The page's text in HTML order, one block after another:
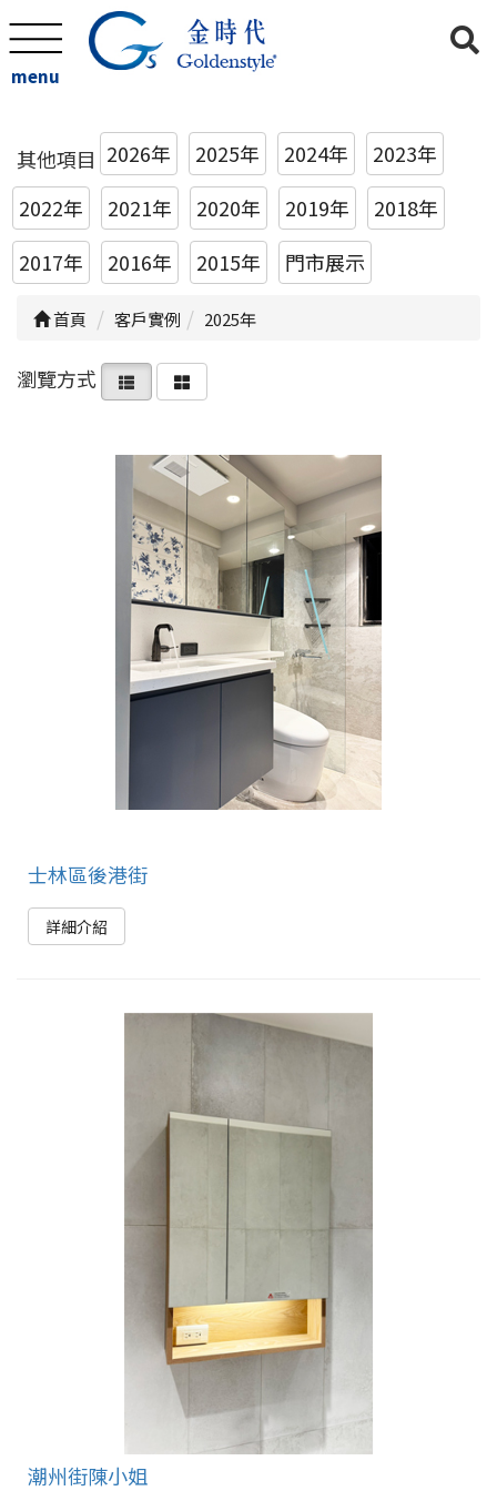
menu
其他項目 2026年 2025年 2024年
2023年
2022年
2021年 2020年 2019年
2018年
2017年
2016年 2015年 門市展示
首頁 客戶實例 2025年
瀏覽方式
士林區後港街
詳細介紹
潮州街陳小姐